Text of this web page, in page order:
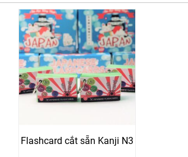
Flashcard cắt sẵn Kanji N3